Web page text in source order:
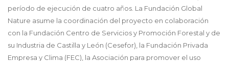
período de ejecución de cuatro años. La Fundación Global
Nature asume la coordinación del proyecto en colaboración
con la Fundación Centro de Servicios y Promoción Forestal y de
su Industria de Castilla y León (Cesefor), la Fundación Privada
Empresa y Clima (FEC), la Asociación para promover el uso